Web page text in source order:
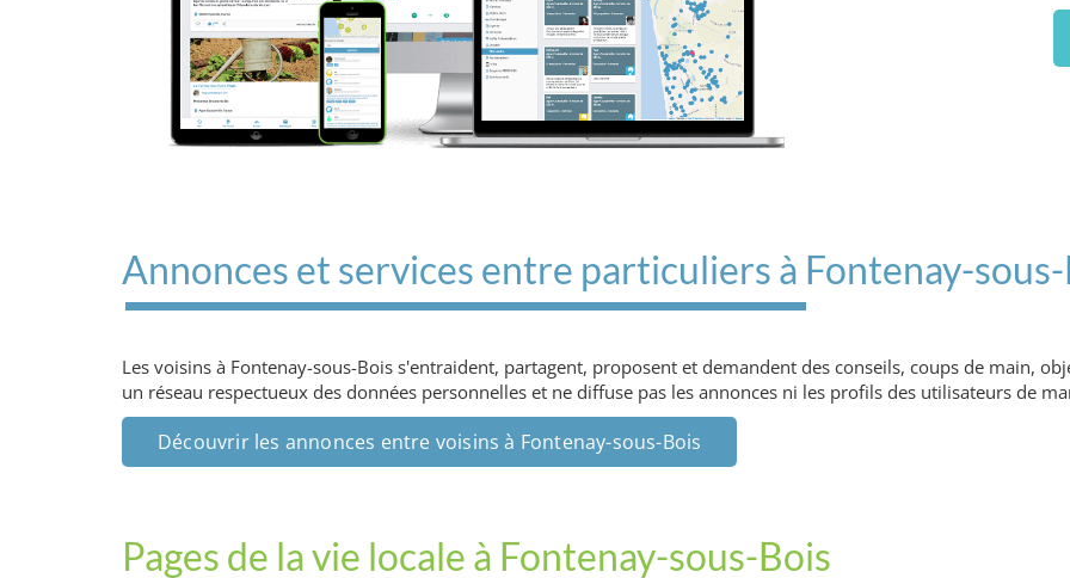
Annonces et services entre particuliers à Fontenay-
Les voisins à Fontenay-sous-Bois s'entraident, partagent, proposent et demandent des conseils, coups de main,
un réseau respectueux des données personnelles et ne diffuse pas les annonces ni les profils des utilisateurs de
Découvrir les annonces entre voisins à Fontenay-sous-Bois
Pages de la vie locale à Fontenay-sous-Bois